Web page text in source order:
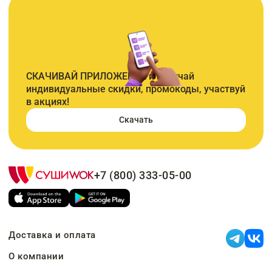
СКАЧИВАЙ ПРИЛОЖЕНИЕ и получай
индивидуальные скидки, промокоды, участвуй
в акциях!
Скачать
+7 (800) 333-05-00
Доставка и оплата
О компании